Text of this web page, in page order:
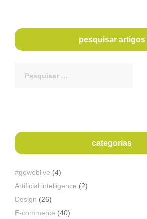
pesquisar artigos
por:
categorias
#goweblive (4)
Artificial intelligence (2)
Design (26)
E-commerce (40)